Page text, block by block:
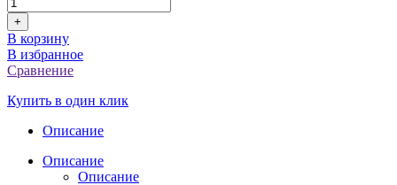
+
В корзину
В избранное
Сравнение
Купить в один клик
Описание
Описание
Описание